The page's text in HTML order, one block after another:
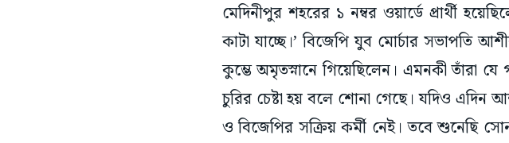
মেদিনীপুর শহরের ১ নম্বর ওয়ার্ডে প্রার্থী
কাটা যাচ্ছে।’ বিজেপি যুব মোর্চার সভাপতি
কুম্ভে অমৃতস্নানে গিয়েছিলেন। এমনকী তাঁরা
চুরির চেষ্টা হয় বলে শোনা গেছে। যদিও
ও বিজেপির সক্রিয় কর্মী নেই। তবে শুনেছি